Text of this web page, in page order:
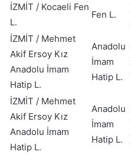
İZMİT / Kocaeli Fen
L.
Fen L.
İZMİT / Mehmet
Akif Ersoy Kız
Anadolu İmam
Hatip L.
Anadolu
İmam
Hatip L.
İZMİT / Mehmet
Akif Ersoy Kız
Anadolu İmam
Hatip L.
Anadolu
İmam
Hatip L.